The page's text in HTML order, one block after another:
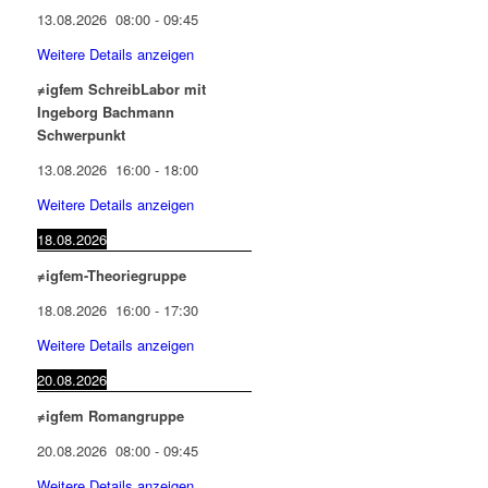
13.08.2026 08:00 -09:45
Weitere Details anzeigen
≠igfem SchreibLabor mit
Ingeborg Bachmann
Schwerpunkt
13.08.2026 16:00 - 18:00
Weitere Details anzeigen
18.08.2026
≠igfem-Theoriegruppe
18.08.2026 16:00 - 17:30
Weitere Details anzeigen
20.08.2026
≠igfem Romangruppe
20.08.2026 08:00 -09:45